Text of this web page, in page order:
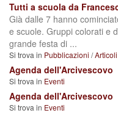
Tutti a scuola da
Già dalle 7 hanno
e scuole. Gruppi colorati e
grande festa di ...
Si trova in Pubblicazioni /
Agenda dell'Arcivescovo
Si trova in Eventi
Agenda dell'Arcivescovo
Si trova in Eventi